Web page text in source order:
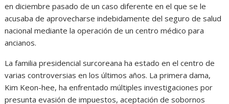
en diciembre pasado de un caso diferente en el que se le
acusaba de aprovecharse indebidamente del seguro de salud
nacional mediante la operación de un centro médico para
ancianos.
La familia presidencial surcoreana ha estado en el centro de
varias controversias en los últimos años. La primera dama,
Kim Keon-hee, ha enfrentado múltiples investigaciones por
presunta evasión de impuestos, aceptación de sobornos